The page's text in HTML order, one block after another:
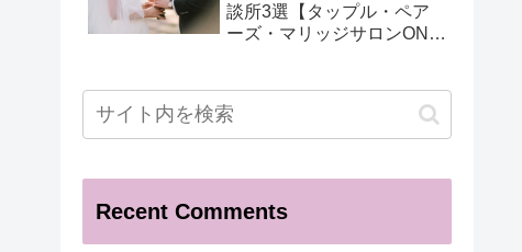
談所3選【タップル・ペア
ーズ・マリッジサロンONE
Recent Comments